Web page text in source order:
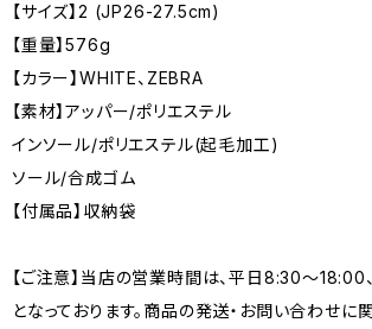
【サイズ】2 (JP26-27.5cm)
【重量】576g
【カラー】WHITE、ZEBRA
【素材】アッパー/ポリエステル
インソール/ポリエステル(起毛加工)
ソール/合成ゴム
【付属品】収納袋
【ご注意】当店の営業時間は、平日8:30～18:00
となっております。商品の発送・お問い合わせに